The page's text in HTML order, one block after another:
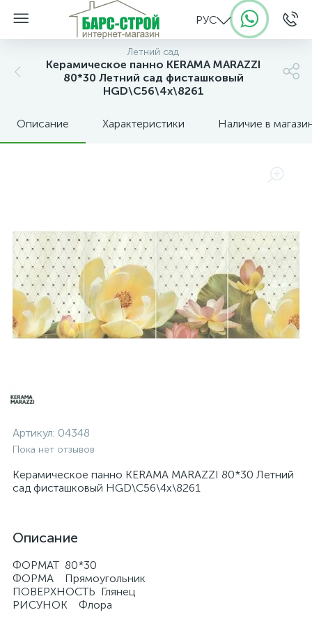
РУС
Летний сад
Керамическое панно KERAMA MARAZZI
80*30 Летний сад фисташковый
HGD\C56\4x\8261
Описание Характеристики Наличие в
Артикул: 04348
Пока нет отзывов
Керамическое панно KERAMA MARAZZI 80*30 Летний
сад фисташковый HGD\C56\4x\8261
Описание
ФОРМАТ 80*30
ФОРМА Прямоугольник
ПОВЕРХНОСТЬ Глянец
РИСУНОК Флора